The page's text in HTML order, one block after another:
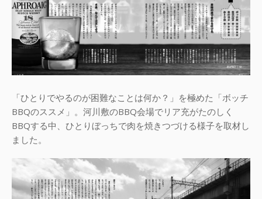
「ひとりでやるのが困難なことは何か？」を極めた「ボッチ
BBQのススメ」。河川敷のBBQ会場でリア充がたのしく
BBQする中、ひとりぼっちで肉を焼きつづける様子を取材し
ました。